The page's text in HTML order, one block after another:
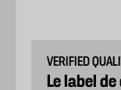
VERIFIED
Le label